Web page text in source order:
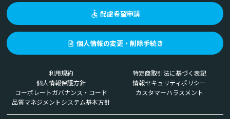
配慮希望申請
個人情報の変更・削除手続き
利用規約
特定商取引法に基づく表記
個人情報保護方針
情報セキュリティポリシー
コーポレートガバナンス・コード
カスタマーハラスメント
品質マネジメントシステム基本方針